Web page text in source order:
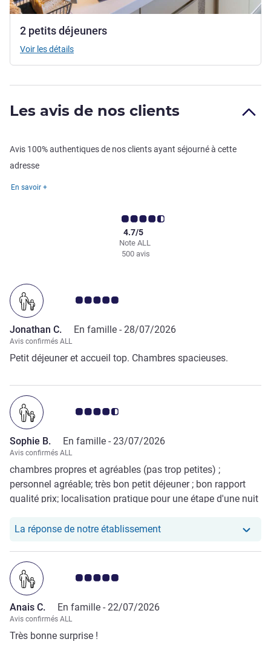
2 petits déjeuners
Voir les détails
Les avis de nos clients
Avis 100% authentiques de nos clients ayant séjourné à cette
adresse
En savoir +
Note ALL
4.7/5
500 avis
Note Avis clients 5.0/5
Jonathan C. En famille - 28/07/2026
Avis confirmés ALL
Petit déjeuner et accueil top. Chambres spacieuses.
Note Avis clients 4.5/5
Sophie B. En famille - 23/07/2026
Avis confirmés ALL
chambres propres et agréables (pas trop petites) ;
personnel agréable; très bon petit déjeuner ; bon rapport
qualité prix; localisation pratique pour une étape d'une nuit
La réponse de notre établissementNotre hôtel a repondu au
Note Avis clients 5.0/5
Anais C. En famille - 22/07/2026
Avis confirmés ALL
Très bonne surprise !